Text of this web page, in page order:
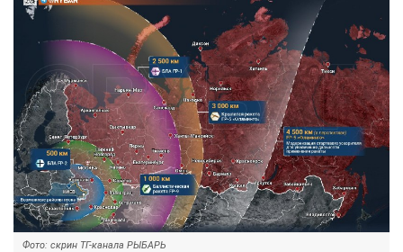
Фото: скрин ТГ-канала РЫБАРЬ